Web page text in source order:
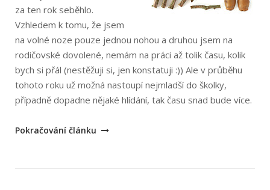
za ten rok seběhlo.
Vzhledem k tomu, že jsem
na volné noze pouze jednou nohou a druhou jsem na
rodičovské dovolené, nemám na práci až tolik času, kolik
bych si přál (nestěžuji si, jen konstatuji :)) Ale v průběhu
tohoto roku už možná nastoupí nejmladší do školky,
případně dopadne nějaké hlídání, tak času snad bude více.
„Čtvrtý
Pokračování článku